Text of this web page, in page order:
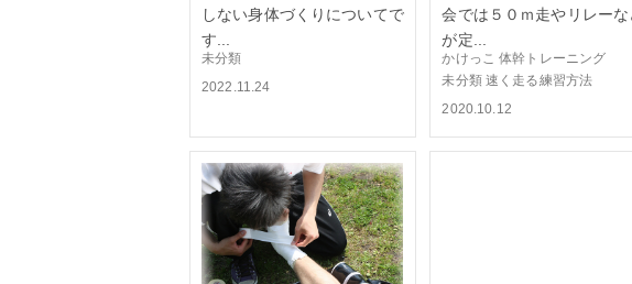
しない身体づくりについてで
す...
未分類
2022.11.24
会では５０ｍ走やリレーな
が定...
かけっこ 体幹トレーニング
未分類 速く走る練習方法
2020.10.12